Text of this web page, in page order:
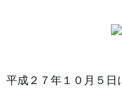
平成２７年１０月５日